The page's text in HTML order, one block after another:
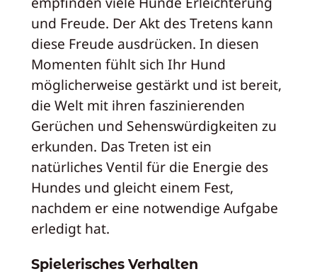
und Freude. Der Akt des Tretens kann
diese Freude ausdrücken. In diesen
Momenten fühlt sich Ihr Hund
möglicherweise gestärkt und ist bereit,
die Welt mit ihren faszinierenden
Gerüchen und Sehenswürdigkeiten zu
erkunden. Das Treten ist ein
natürliches Ventil für die Energie des
Hundes und gleicht einem Fest,
nachdem er eine notwendige Aufgabe
erledigt hat.
Spielerisches Verhalten